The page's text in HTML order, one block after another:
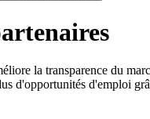
la transparence du
d'opportunités d'emploi